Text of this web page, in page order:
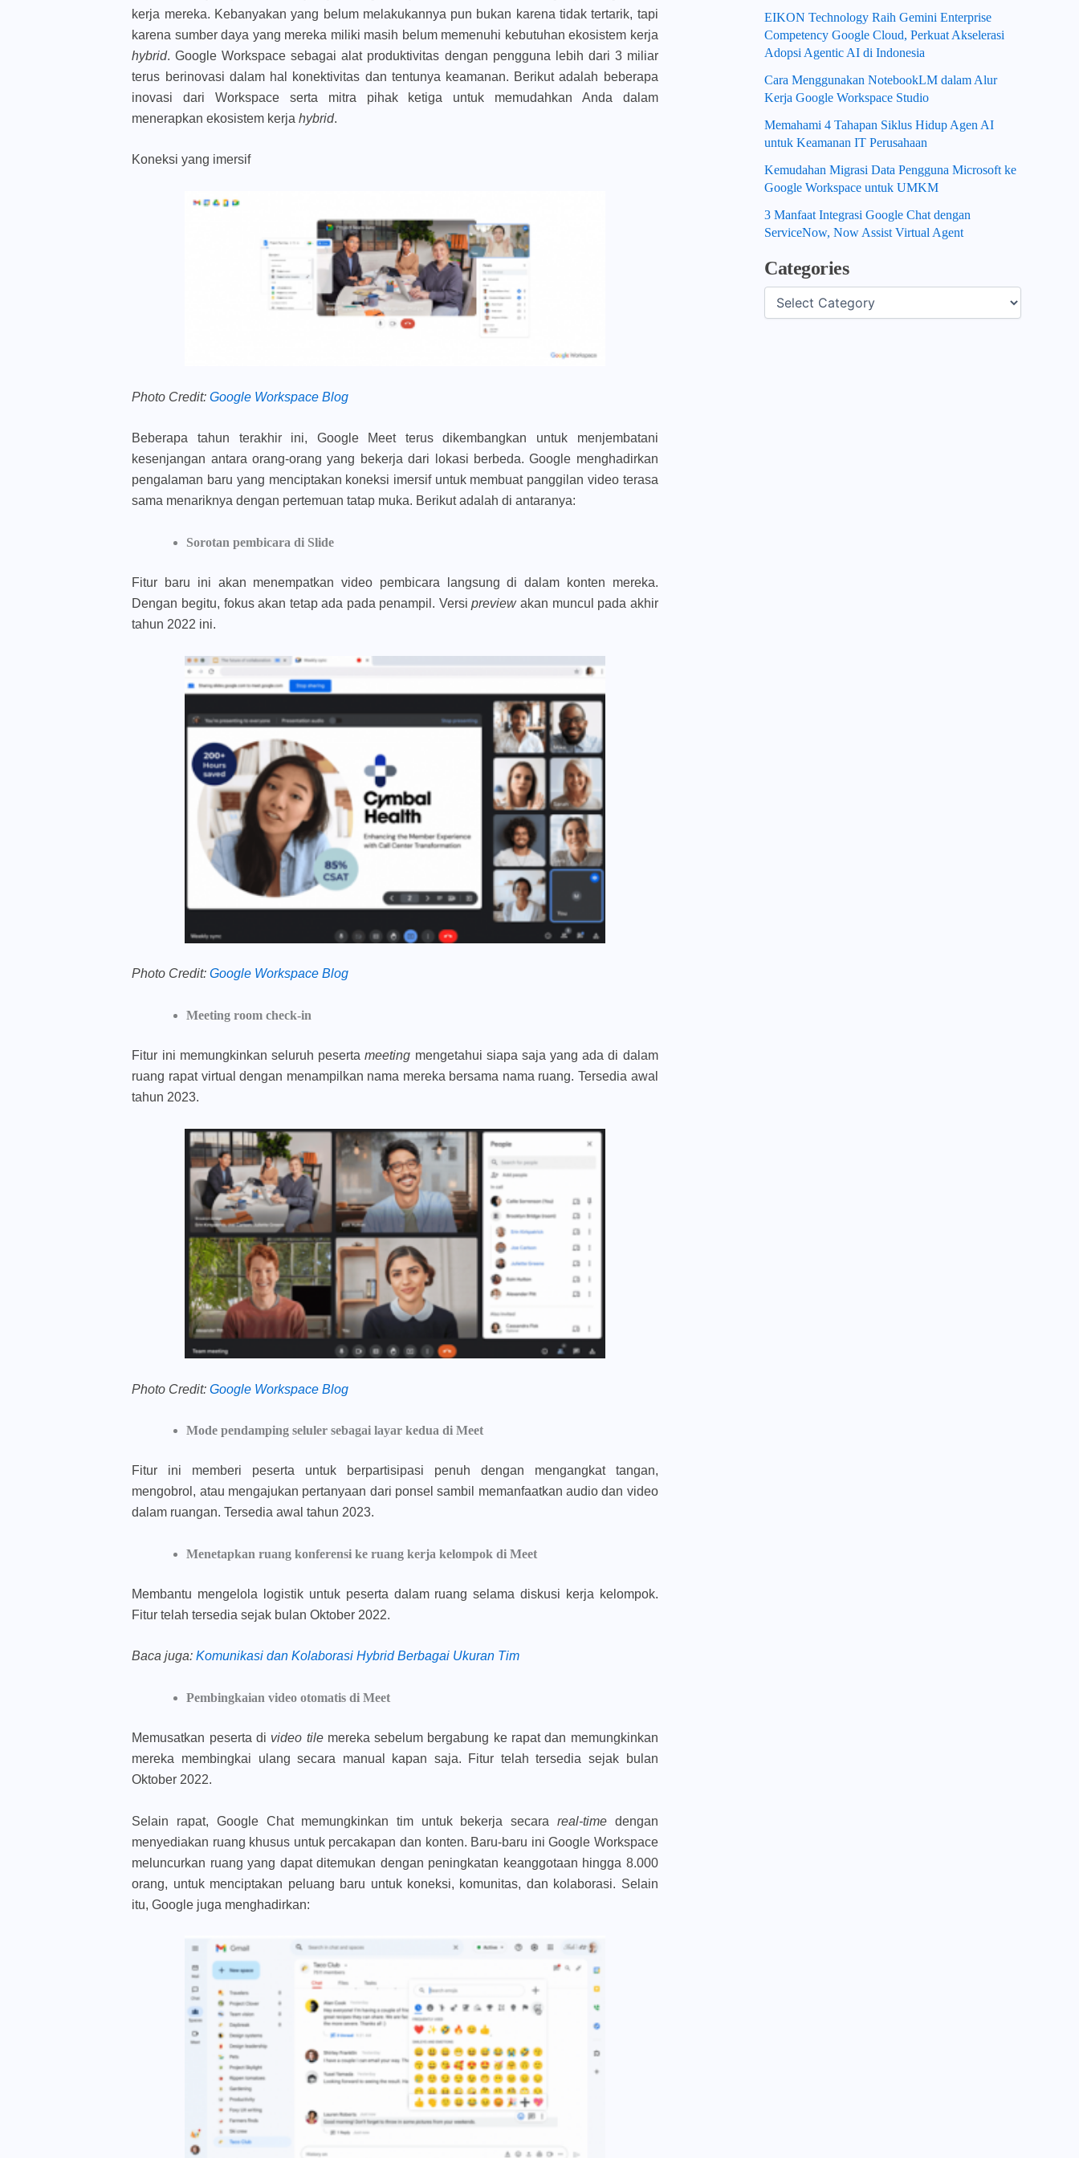
kerja mereka. Kebanyakan yang belum melakukannya pun bukan karena tidak tertarik, tapi
karena sumber daya yang mereka miliki masih belum memenuhi kebutuhan ekosistem kerja
hybrid. Google Workspace sebagai alat produktivitas dengan pengguna lebih dari 3 miliar
terus berinovasi dalam hal konektivitas dan tentunya keamanan. Berikut adalah beberapa
inovasi dari Workspace serta mitra pihak ketiga untuk memudahkan Anda dalam
menerapkan ekosistem kerjahybrid.
Koneksi yang imersif
Photo Credit: Google Workspace Blog
Beberapa tahun terakhir ini, Google Meet terus dikembangkan untuk menjembatani
kesenjangan antara orang-orang yang bekerja dari lokasi berbeda. Google menghadirkan
pengalaman baru yang menciptakan koneksi imersif untuk membuat panggilan video terasa
sama menariknya dengan pertemuan tatap muka. Berikut adalah di antaranya:
Sorotan pembicara di Slide
Fitur baru ini akan menempatkan video pembicara langsung di dalam konten mereka.
Dengan begitu, fokus akan tetap ada pada penampil. Versipreview akan muncul pada akhir
tahun 2022 ini.
Photo Credit: Google Workspace Blog
Meeting room check-in
Fitur ini memungkinkan seluruh pesertameeting mengetahui siapa saja yang ada di dalam
ruang rapat virtual dengan menampilkan nama mereka bersama nama ruang. Tersedia awal
tahun 2023.
Photo Credit: Google Workspace Blog
Mode pendamping seluler sebagai layar kedua di Meet
Fitur ini memberi peserta untuk berpartisipasi penuh dengan mengangkat tangan,
mengobrol, atau mengajukan pertanyaan dari ponsel sambil memanfaatkan audio dan video
dalam ruangan. Tersedia awal tahun 2023.
Menetapkan ruang konferensi ke ruang kerja kelompok di Meet
Membantu mengelola logistik untuk peserta dalam ruang selama diskusi kerja kelompok.
Fitur telah tersedia sejak bulan Oktober 2022.
Baca juga: Komunikasi dan Kolaborasi Hybrid Berbagai Ukuran Tim
Pembingkaian video otomatis di Meet
Memusatkan peserta di video tilemereka sebelum bergabung ke rapat dan memungkinkan
mereka membingkai ulang secara manual kapan saja. Fitur telah tersedia sejak bulan
Oktober 2022.
Selain rapat, Google Chat memungkinkan tim untuk bekerja secara real-timedengan
menyediakan ruang khusus untuk percakapan dan konten. Baru-baru ini Google Workspace
meluncurkan ruang yang dapat ditemukan dengan peningkatan keanggotaan hingga 8.000
orang, untuk menciptakan peluang baru untuk koneksi, komunitas, dan kolaborasi. Selain
itu, Google juga menghadirkan:
EIKON Technology Raih Gemini Enterprise
Competency Google Cloud, Perkuat Akselerasi
Adopsi Agentic AI di Indonesia
Cara Menggunakan NotebookLM dalam Alur
Kerja Google Workspace Studio
Memahami 4 Tahapan Siklus Hidup Agen AI
untuk Keamanan IT Perusahaan
Kemudahan Migrasi Data Pengguna Microsoft ke
Google Workspace untuk UMKM
3 Manfaat Integrasi Google Chat dengan
ServiceNow, Now Assist Virtual Agent
Categories